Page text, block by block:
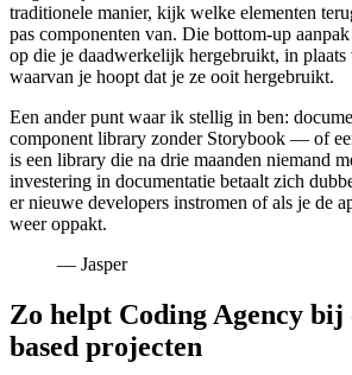
traditionele manier, kijk welke elementen
pas componenten van. Die bottom-up
op die je daadwerkelijk hergebruikt, in plaats
waarvan je hoopt dat je ze ooit hergebruikt.
Een ander punt waar ik stellig in ben:
component library zonder Storybook — of
is een library die na drie maanden niemand
investering in documentatie betaalt zich
er nieuwe developers instromen of als je de
weer oppakt.
— Jasper
Zo helpt Coding Agency bij
based projecten